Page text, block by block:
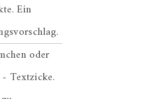
Ein
oder
- Textzicke.